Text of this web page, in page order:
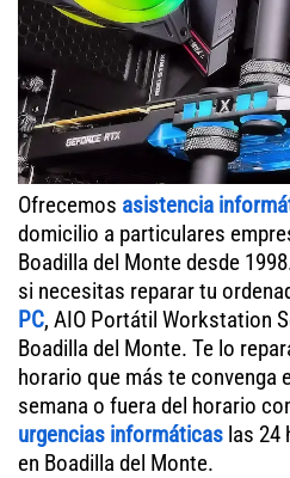
Ofrecemos asistencia
domicilio a particulares
Boadilla del Monte desde
si necesitas reparar tu
PC, AIO Portátil Workstation
Boadilla del Monte. Te lo
horario que más te convenga
semana o fuera del horario
urgencias informáticas las 24
en Boadilla del Monte.